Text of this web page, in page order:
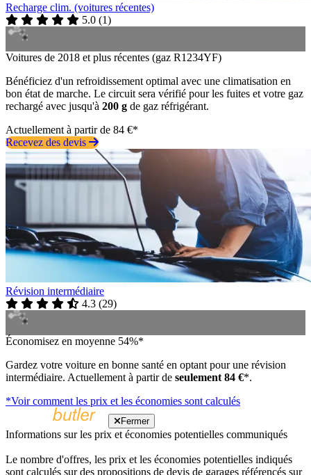
Recharge clim. (voitures récentes)
5.0 (1)
Voitures de 2018 et plus récentes (gaz R1234YF)
Bénéficiez d'un refroidissement optimal avec une climatisation en
bon état de marche. Le circuit sera vérifié pour les fuites et votre gaz
rechargé avec jusqu'à 200 g de gaz réfrigérant.
Actuellement à partir de 84 €*
Recevez des devis
Révision intermédiaire
4.3 (29)
Économisez en moyenne 54%*
Gardez votre voiture en bonne santé en optant pour une révision
intermédiaire. Actuellement à partir de seulement 84 €*.
*Voir comment les prix et les économies sont calculés
Fermer
Informations sur les prix et économies potentielles communiqués
Le nombre d'offres, les prix et les économies potentielles indiqués
sont calculés sur des propositions de devis de garages référencés sur